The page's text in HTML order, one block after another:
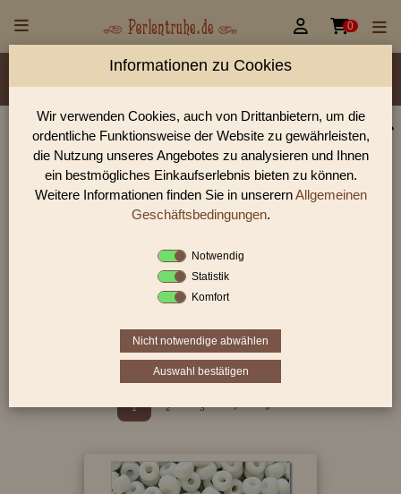
 0
Material/Glassorte Sorte/Form Farbe
Rocailles Größen
Glasperlen, Rocailles, Holzperlen & Steinperlen |
Perlentruhe
Glasperlen, Rocailles und Preciosa Perlen aus Gablonz.
Entdecke Table-Cut-Perlen, gedrückte Perlen und antike
Sie befinden sich in folgender Kategorie:
8/0
1 2 3 › »
Informationen zu Cookies
Wir verwenden Cookies, auch von Drittanbietern, um die
ordentliche Funktionsweise der Website zu gewährleisten,
die Nutzung unseres Angebotes zu analysieren und Ihnen
ein bestmögliches Einkaufserlebnis bieten zu können.
Weitere Informationen finden Sie in unserernAllgemeinen
Geschäftsbedingungen.
Notwendig
Statistik
Komfort
Nicht notwendige abwählen
Auswahl bestätigen